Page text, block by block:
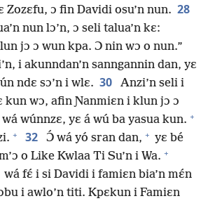
Zozɛfu, ɔ fin Davidi osu’n nun. 28
nun lɔ’n, ɔ seli talua’n kɛ:
jɔ ɔ wun kpa. Ɔ nin wɔ o nun.”
i akunndan’n sanngannin dan, yɛ
ndɛ sɔ’n i wlɛ. 30
Anzi’n seli i
kun wɔ, afin Ɲanmiɛn i klun jɔ ɔ
wúnnzɛ, yɛ á wú ba yasua kun. +
+ 32 Ɔ́ wá yó sran dan, + yɛ bé
o Like Kwlaa Ti Su’n i Wa. +
wá fɛ́ i si Davidi i famiɛn bia’n mɛ́n
i awlo’n titi. Kpɛkun i Famiɛn